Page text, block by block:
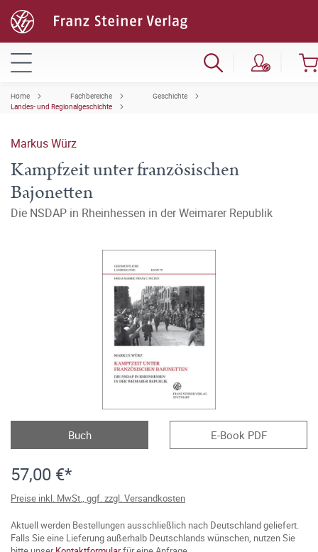
Home Fachbereiche
Geschichte
Landes- und Regionalgeschichte
Markus Würz
Kampfzeit unter französischen
Bajonetten
Die NSDAP in Rheinhessen in der Weimarer Republik
Buch E-Book PDF
57,00 €*
Preise inkl. MwSt., ggf. zzgl. Versandkosten
Aktuell werden Bestellungen ausschließlich nach Deutschland geliefert.
Falls Sie eine Lieferung außerhalb Deutschlands wünschen, nutzen Sie